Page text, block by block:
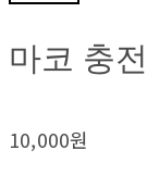
마코 충
10,000원